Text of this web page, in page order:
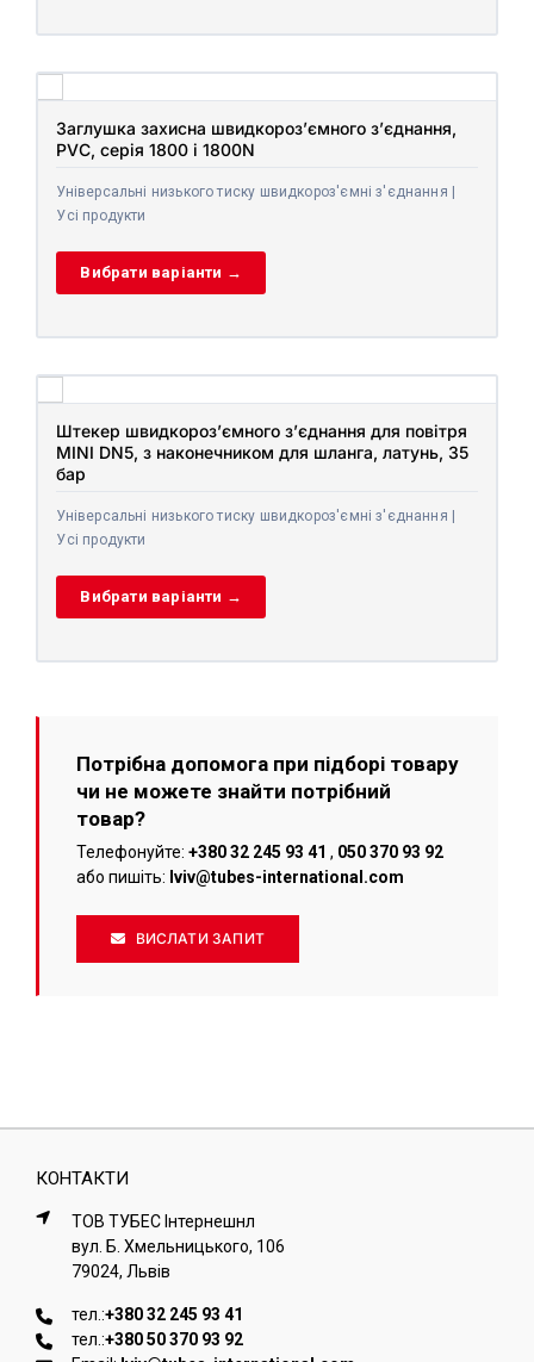
Заглушка захисна швидкороз’ємного з’єднання,
PVC, серія 1800 і 1800N
Універсальні низького тиску швидкороз'ємні з'єднання |
Усі продукти
Вибрати варіанти →
Штекер швидкороз’ємного з’єднання для повітря
MINI DN5, з наконечником для шланга, латунь, 35
бар
Універсальні низького тиску швидкороз'ємні з'єднання |
Усі продукти
Вибрати варіанти →
Потрібна допомога при підборі товару
чи не можете знайти потрібний
товар?
Телефонуйте: +380 32 245 93 41 , 050 370 93 92
або пишіть: lviv@tubes-international.com
ВИСЛАТИ ЗАПИТ
КОНТАКТИ
ТОВ ТУБЕС Iнтернешнл
вул. Б. Хмельницького, 106
79024, Львiв
тел.:+380 32 245 93 41
тел.:+380 50 370 93 92